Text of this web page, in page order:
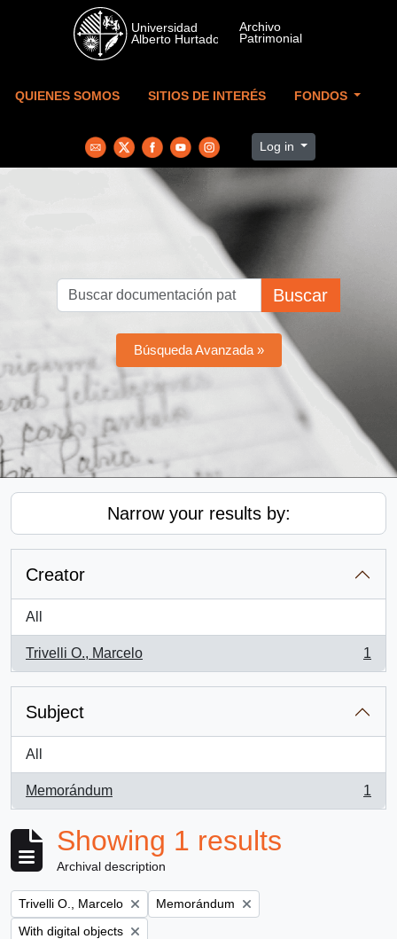
Skip to main content
QUIENES SOMOS SITIOS DE INTERÉS FONDOS
Log in
Buscar
Búsqueda Avanzada »
Narrow your results by:
Creator
All
Trivelli O., Marcelo
, 1 results
1
Subject
All
Memorándum
, 1 results
1
Showing 1 results
Archival description
Remove filter:
Trivelli O., Marcelo Remove filter:
Memorándum
Remove filter:
With digital objects